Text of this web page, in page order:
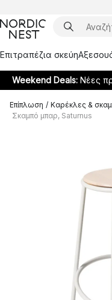
Επιτραπέζια σκεύη
Weekend Deals: Νέες
Επίπλωση / Καρέκλες &
Σκαμπό μπαρ, Saturnus